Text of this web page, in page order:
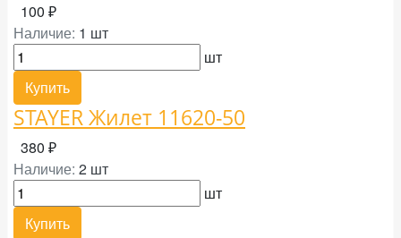
100 ₽
Наличие: 1 шт
шт
Купить
STAYER Жилет 11620-50
380 ₽
Наличие: 2 шт
шт
Купить